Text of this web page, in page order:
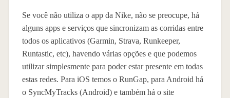
Se você não utiliza o app da Nike, não se preocupe, há
alguns apps e serviços que sincronizam as corridas entre
todos os aplicativos (Garmin, Strava, Runkeeper,
Runtastic, etc), havendo várias opções e que podemos
utilizar simplesmente para poder estar presente em todas
estas redes. Para iOS temos o RunGap, para Android há
o SyncMyTracks (Android) e também há o site